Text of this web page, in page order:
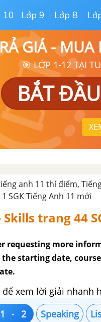
10 Lớp 9 Lớp 8
GIÁ - MUA
🎯 LỚP 1-12 TẠI
BẮT
anh 11 thí điểm,
1 SGK Tiếng Anh 11 mới
Skills trang 44
requesting more
starting date,
để xem lời giải nhanh
1 - 2 Speaking